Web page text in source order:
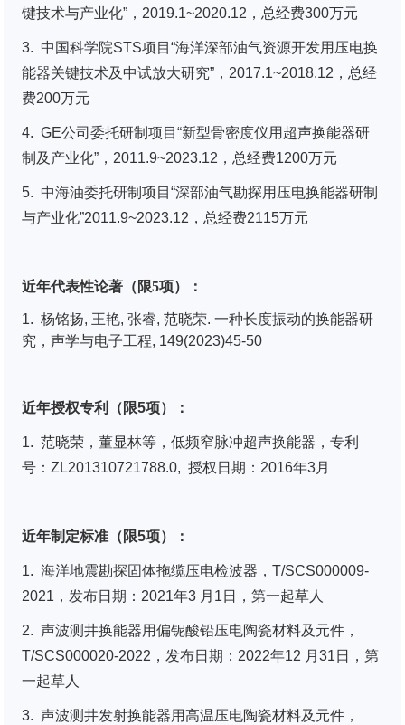
键技术与产业化”，2019.1~2020.12，总经费300万元
3. 中国科学院STS项目“海洋深部油气资源开发用压电换
能器关键技术及中试放大研究”，2017.1~2018.12，总经
费200万元
4. GE公司委托研制项目“新型骨密度仪用超声换能器研
制及产业化”，2011.9~2023.12，总经费1200万元
5. 中海油委托研制项目“深部油气勘探用压电换能器研制
与产业化”2011.9~2023.12，总经费2115万元
近年代表性论著（限5项）：
1. 杨铭扬, 王艳, 张睿, 范晓荣. 一种长度振动的换能器研
究 ， 声学与电子工程, 149(2023)45-50
近年授权专利（限5项）：
1. 范晓荣，董显林等，低频窄脉冲超声换能器，专利
号：ZL201310721788.0, 授权日期：2016年3月
近年制定标准（限5项）：
1. 海洋地震勘探固体拖缆压电检波器，T/SCS000009-
2021，发布日期：2021年3 月1日，第一起草人
2. 声波测井换能器用偏铌酸铅压电陶瓷材料及元件，
T/SCS000020-2022，发布日期：2022年12 月31日，第
一起草人
3. 声波测井发射换能器用高温压电陶瓷材料及元件，